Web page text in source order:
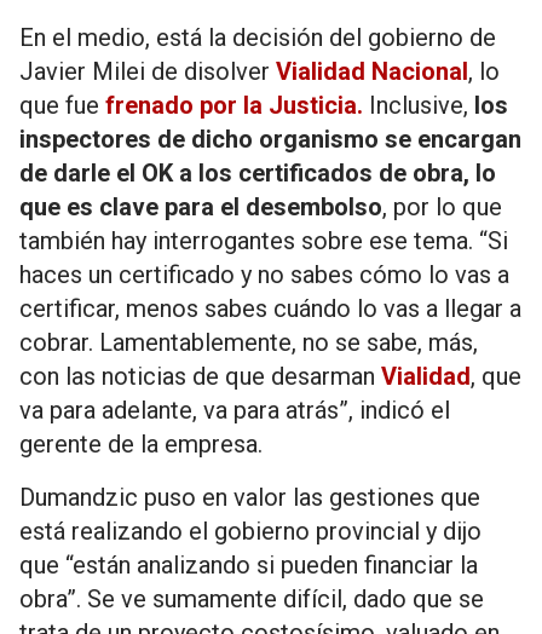
En el medio, está la decisión del gobierno de
Javier Milei de disolver Vialidad Nacional, lo
que fue frenado por la Justicia. Inclusive, los
inspectores de dicho organismo se encargan
de darle el OK a los certificados de obra, lo
que es clave para el desembolso, por lo que
también hay interrogantes sobre ese tema. “Si
haces un certificado y no sabes cómo lo vas a
certificar, menos sabes cuándo lo vas a llegar a
cobrar. Lamentablemente, no se sabe, más,
con las noticias de que desarman Vialidad, que
va para adelante, va para atrás”, indicó el
gerente de la empresa.
Dumandzic puso en valor las gestiones que
está realizando el gobierno provincial y dijo
que “están analizando si pueden financiar la
obra”. Se ve sumamente difícil, dado que se